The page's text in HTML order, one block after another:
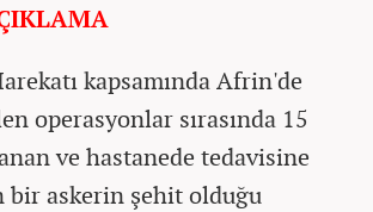
kapsamında Afrin'de
operasyonlar sırasında 15
ve hastanede tedavisine
bir askerin şehit olduğu